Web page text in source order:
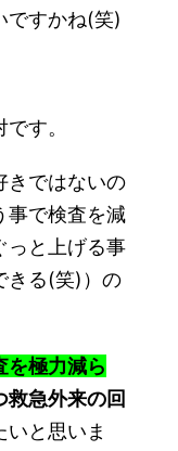
ですかね(笑)
す。
きではないの
事で検査を減
っと上げる事
きる(笑)）の
を極力減ら
救急外来の回
いと思いま